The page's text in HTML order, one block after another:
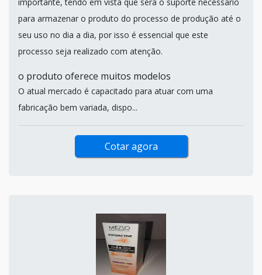
para armazenar o produto do processo de produção até o
seu uso no dia a dia, por isso é essencial que este
processo seja realizado com atenção.
o produto oferece muitos modelos
O atual mercado é capacitado para atuar com uma
fabricação bem variada, dispo...
Cotar agora